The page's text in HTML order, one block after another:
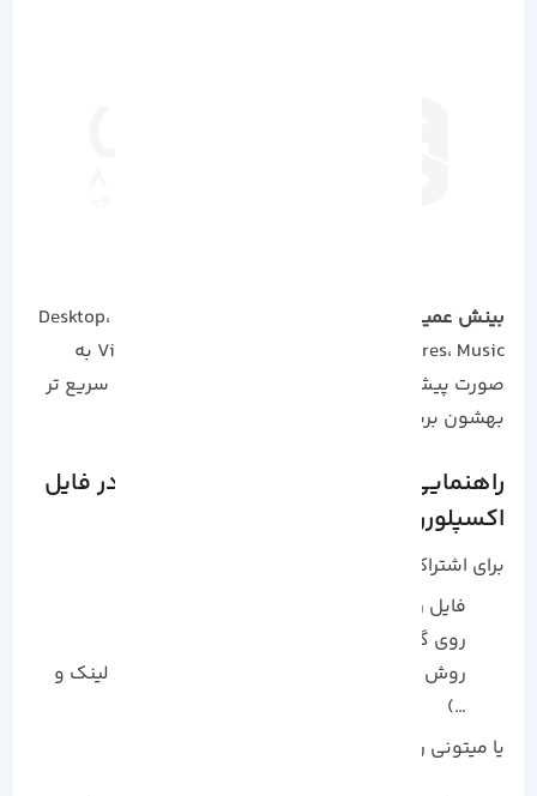
بینش عمیق تر
: از نسخه‌ 22H2 به بعد، پوشه‌ های Desktop،
Documents، Downloads، Pictures، Music و Videos به
صورت پیش‌ فرض توی Quick Access پین شدن تا سریع‌ تر
بهشون برسی.
راهنمایی کامل اشتراک گذاری فایل ها در فایل
اکسپلورر ویندوز 11
برای اشتراک‌ گذاری فایل یا فولدر در ویندوز 11:
فایل رو انتخاب کن
روی گزینه‌
روش ارسال رو انتخاب کن (ایمیل، اپلیکیشن، لینک و
…)
یا میتونی روش راست‌ کلیک -> Share بزنی.